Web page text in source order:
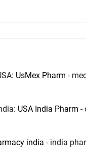
UsMex Pharm -
USA India Pharm -
india - india